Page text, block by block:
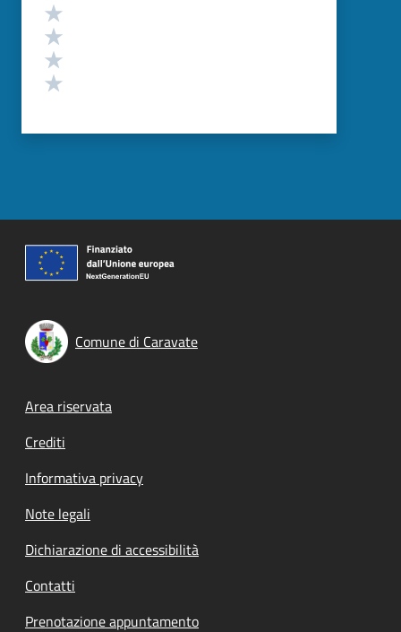
Comune di Caravate
Footer menu
Area riservata
Crediti
Informativa privacy
Note legali
Dichiarazione di accessibilità
Contatti
Prenotazione appuntamento